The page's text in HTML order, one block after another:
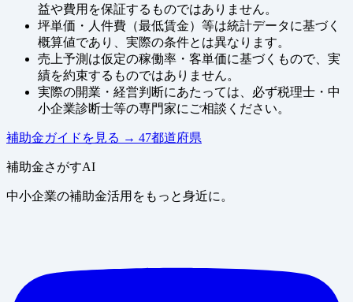
益や費用を保証するものではありません。
坪単価・人件費（最低賃金）等は統計データに基づく
概算値であり、実際の条件とは異なります。
売上予測は仮定の稼働率・客単価に基づくもので、実
績を約束するものではありません。
実際の開業・経営判断にあたっては、必ず税理士・中
小企業診断士等の専門家にご相談ください。
補助金ガイドを見る → 47都道府県
補助金さがすAI
中小企業の補助金活用をもっと身近に。